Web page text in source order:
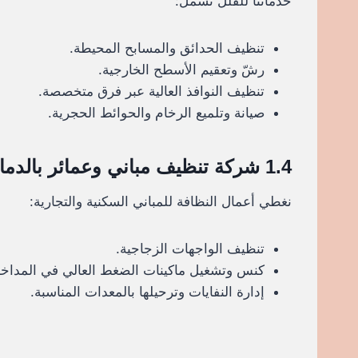
تنظيف الحدائق والمسابح المحيطة.
رشّ وتعقيم الأسطح الخارجية.
تنظيف النوافذ العالية عبر فرق متخصصة.
صيانة وتلميع الرخام والحوائط الحجرية.
1.4 شركة تنظيف مباني وعمائر بالدمام خصم 30%
نغطي أعمال النظافة للمباني السكنية والتجارية:
تنظيف الواجهات الزجاجية.
كنس وتشغيل ماكينات الضغط العالي في
إدارة النفايات وترحيلها بالمعدات المناسبة.